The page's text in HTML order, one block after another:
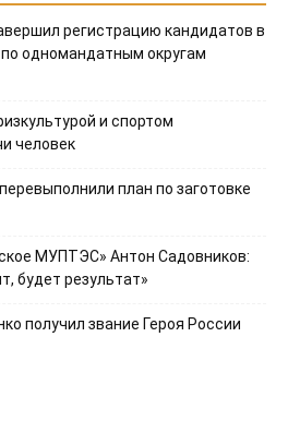
регистрацию кандидатов в
одномандатным округам
и спортом
человек
план по заготовке
МУПТЭС» Антон Садовников:
будет результат»
получил звание Героя России